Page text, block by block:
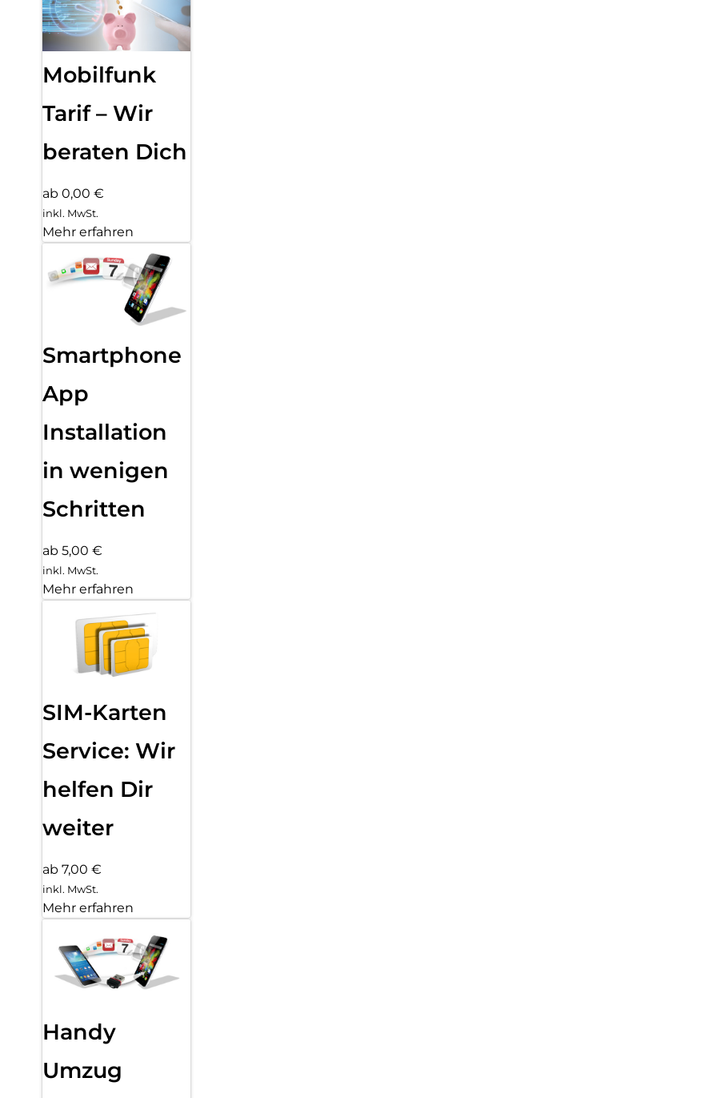
Mobilfunk
Tarif – Wir
beraten Dich
ab 0,00 €
inkl. MwSt.
Mehr erfahren
Smartphone
App
Installation
in wenigen
Schritten
ab 5,00 €
inkl. MwSt.
Mehr erfahren
SIM-Karten
Service: Wir
helfen Dir
weiter
ab 7,00 €
inkl. MwSt.
Mehr erfahren
Handy
Umzug